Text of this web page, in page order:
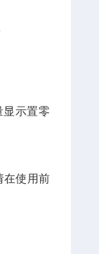
显示置零
在使用前